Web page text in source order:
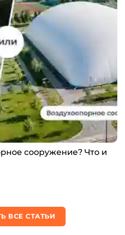
сооружение? Что и
ВСЕ СТАТЬИ